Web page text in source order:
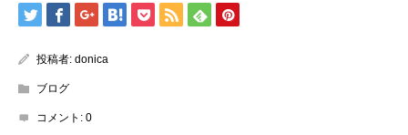
投稿者: donica
ブログ
コメント: 0